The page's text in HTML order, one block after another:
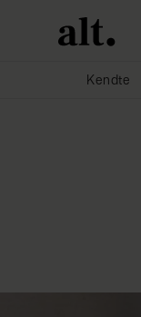
Kendte